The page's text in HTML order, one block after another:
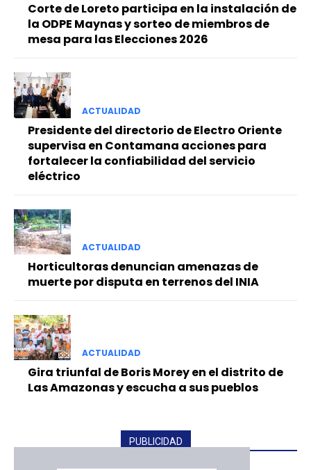
Corte de Loreto participa en la instalación de
la ODPE Maynas y sorteo de miembros de
mesa para las Elecciones 2026
ACTUALIDAD
Presidente del directorio de Electro Oriente
supervisa en Contamana acciones para
fortalecer la confiabilidad del servicio
eléctrico
ACTUALIDAD
Horticultoras denuncian amenazas de
muerte por disputa en terrenos del INIA
ACTUALIDAD
Gira triunfal de Boris Morey en el distrito de
Las Amazonas y escucha a sus pueblos
PUBLICIDAD